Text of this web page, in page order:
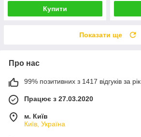
Купити
Показати ще
Про нас
99% позитивних з 1417 відгуків за рік
Працює з 27.03.2020
м. Київ
Київ, Україна